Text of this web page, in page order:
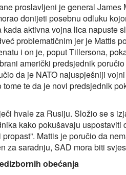
proslavljeni je general
donijeti posebnu odluku
aktivna vojna lica napuste
problematičnim jer je Mattis
i on je, poput Tillersona,
američki predsjednik
da je NATO najuspješniji
tome te da je novi predsjednik
hvale za Rusiju. Složio se s
kako pokušavaju
Mattis je poručio da
za saradnju, SAD mora biti
obećanja